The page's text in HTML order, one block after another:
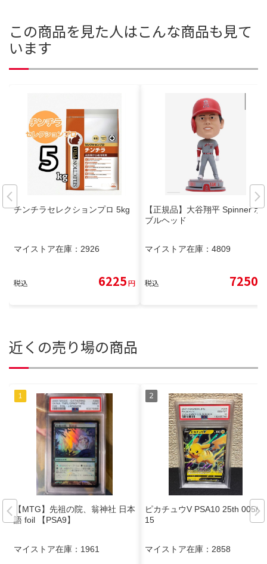
この商品を見た人はこんな商品も見て
います
チンチラセレクションプロ 5kg
マイストア在庫： 2926
税込 6225円
【正規品】大谷翔平 Spinner ボ
ブルヘッド
マイストア在庫： 4809
税込 7250
近くの売り場の商品
【MTG】先祖の院、翁神社 日本
語 foil 【PSA9】
マイストア在庫： 1961
ピカチュウV PSA10 25th 005/0
15
マイストア在庫： 2858